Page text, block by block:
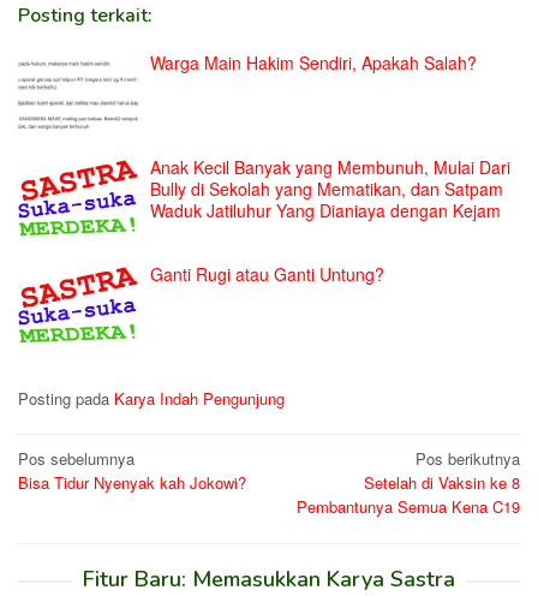
Posting terkait:
Warga Main Hakim Sendiri, Apakah Salah?
Anak Kecil Banyak yang Membunuh, Mulai Dari
Bully di Sekolah yang Mematikan, dan Satpam
Waduk Jatiluhur Yang Dianiaya dengan Kejam
Ganti Rugi atau Ganti Untung?
Posting pada Karya Indah Pengunjung
Navigasi
pos
Pos sebelumnya
Bisa Tidur Nyenyak kah Jokowi?
Pos berikutnya
Setelah di Vaksin ke 8
Pembantunya Semua Kena C19
Fitur Baru: Memasukkan Karya Sastra